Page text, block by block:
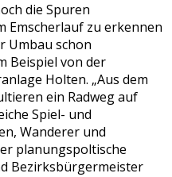
die Spuren
Emscherlauf zu erkennen
Umbau schon
Beispiel von der
Holten. „Aus dem
ein Radweg auf
Spiel- und
Wanderer und
planungspoltische
Bezirksbürgermeister